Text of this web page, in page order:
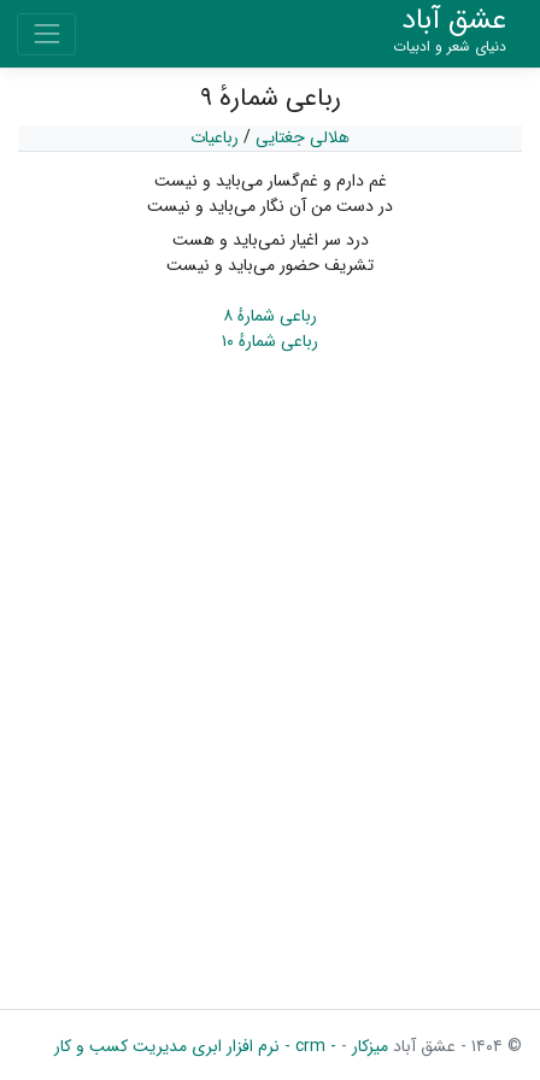
عشق آباد
دنیای شعر و ادبیات
رباعی شمارهٔ ۹
هلالی جغتایی/ رباعیات
غم دارم و غم‌گسار می‌باید و نیست
در دست من آن نگار می‌باید و نیست
درد سر اغیار نمی‌باید و هست
تشریف حضور می‌باید و نیست
رباعی شمارهٔ ۸
رباعی شمارهٔ ۱۰
© ۱۴۰۴ - عشق آباد میزکار - - crm - نرم افزار ابری مدیریت کسب و کار